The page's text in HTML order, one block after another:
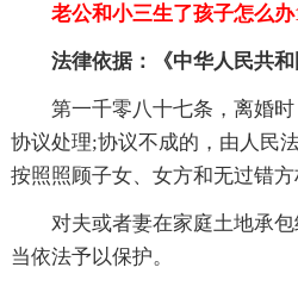
老公和小三生了孩子怎么办
法律依据：《中华人民共和
第一千零八十七条，离婚
协议处理;协议不成的，由人民
按照照顾子女、女方和无过错方
对夫或者妻在家庭土地承
当依法予以保护。